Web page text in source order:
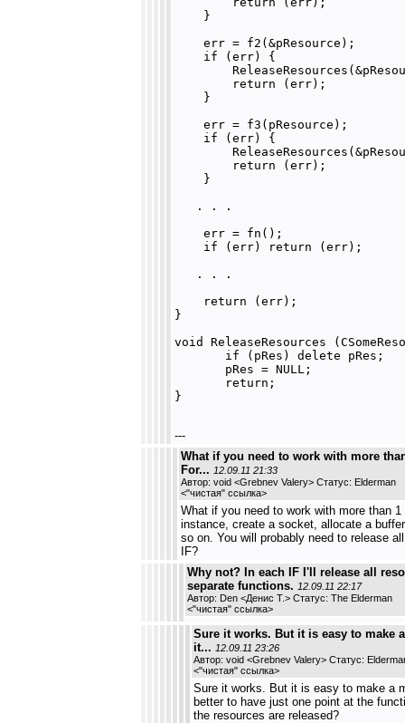
    }
    err = f2(&pResource);
    if (err) {
        return (err);
    }
    err = f3(pResource);
    if (err) {
        return (err);
    }
   . . .
    err = fn();
    if (err) return (err);
   . . .
    return (err);
}
void ReleaseResources
       if (pRes) delete pRes;
       pRes = NULL;
       return;
---
What if you need to work with more
For... 12.09.11 21:33
Автор: void <Grebnev Valery> Статус: Elderman
<"чистая" ссылка>
What if you need to work with more than 1
instance, create a socket, allocate a
so on. You will probably need to release
IF?
Why not? In each IF I'll release all
separate functions. 12.09.11 22:17
Автор: Den <Денис Т.> Статус: The Elderman
<"чистая" ссылка>
Sure it works. But it is easy to make
it... 12.09.11 23:26
Автор: void <Grebnev Valery> Статус:
<"чистая" ссылка>
Sure it works. But it is easy to make a
better to have just one point at the
the resources are released?